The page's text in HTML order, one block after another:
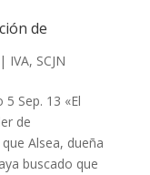
de
| IVA, SCJN
Sep. 13 «El
de
Alsea, dueña
buscado que